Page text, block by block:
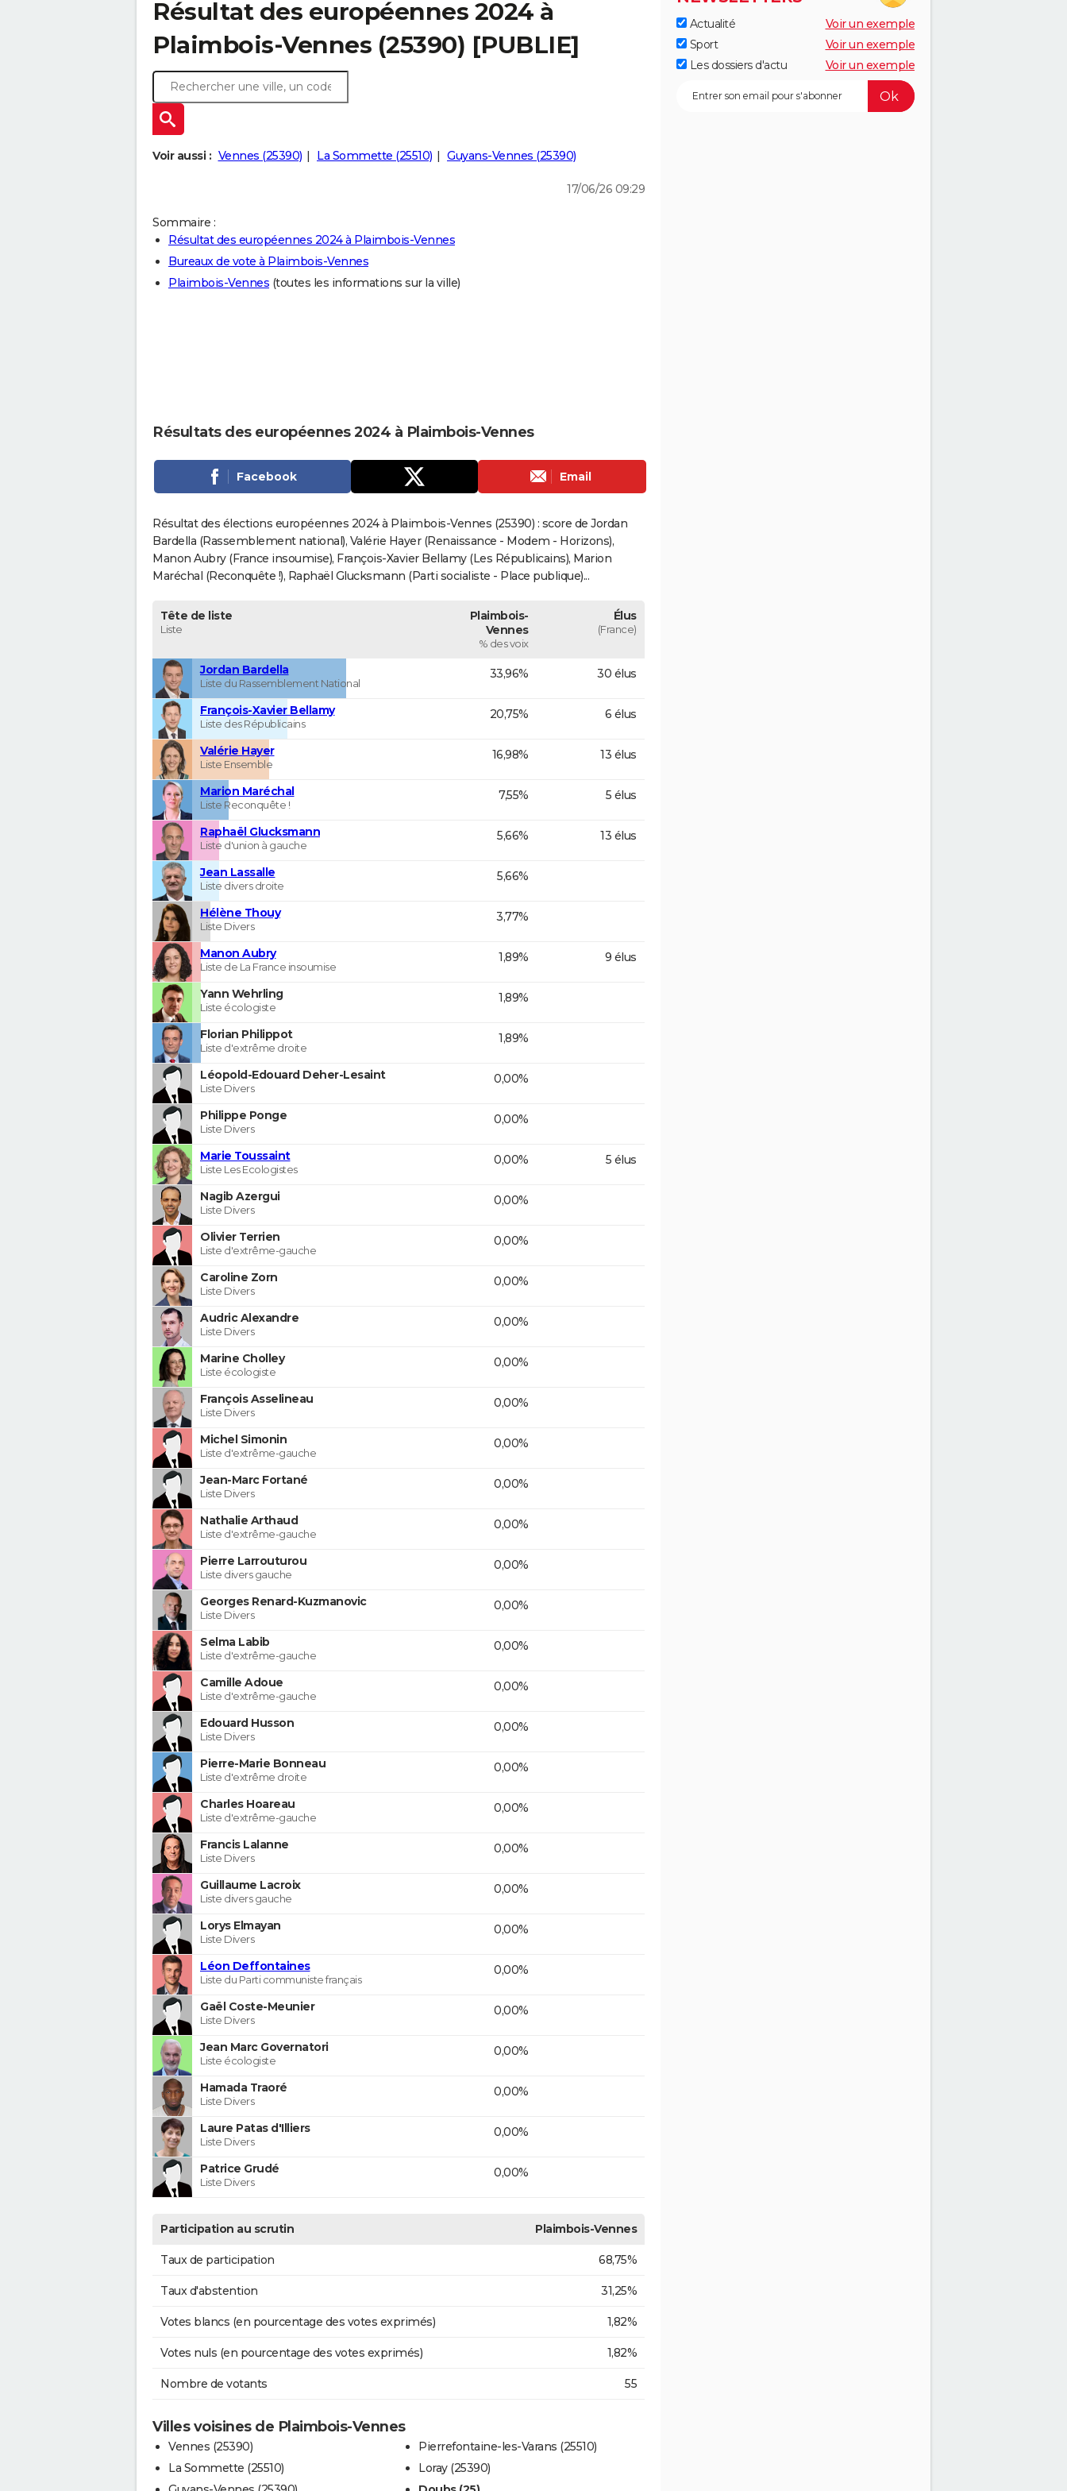
Résultat des européennes 2024 à
Plaimbois-Vennes (25390) [PUBLIE]
Voir aussi : Vennes (25390) La Sommette (25510) Guyans-Vennes (25390)
17/06/26 09:29
Sommaire :
Résultat des européennes 2024 à Plaimbois-Vennes
Bureaux de vote à Plaimbois-Vennes
Plaimbois-Vennes (toutes les informations sur la ville)
Résultats des européennes 2024 à Plaimbois-Vennes
Facebook Email
Résultat des élections européennes 2024 à Plaimbois-Vennes (25390) : score de Jordan
Bardella (Rassemblement national), Valérie Hayer (Renaissance - Modem - Horizons),
Manon Aubry (France insoumise), François-Xavier Bellamy (Les Républicains), Marion
Maréchal (Reconquête !), Raphaël Glucksmann (Parti socialiste - Place publique)...
Tête de liste
Liste
Plaimbois-
Vennes
% des voix
Élus
(France)
Jordan Bardella
Liste du Rassemblement National
33,96% 30 élus
François-Xavier Bellamy
Liste des Républicains
20,75% 6 élus
Valérie Hayer
Liste Ensemble
16,98% 13 élus
Marion Maréchal
Liste Reconquête !
7,55% 5 élus
Raphaël Glucksmann
Liste d'union à gauche
5,66% 13 élus
Jean Lassalle
Liste divers droite
5,66%
Hélène Thouy
Liste Divers
3,77%
Manon Aubry
Liste de La France insoumise
1,89% 9 élus
Yann Wehrling
Liste écologiste
1,89%
Florian Philippot
Liste d'extrême droite
1,89%
Léopold-Edouard Deher-Lesaint
Liste Divers
0,00%
Philippe Ponge
Liste Divers
0,00%
Marie Toussaint
Liste Les Ecologistes
0,00% 5 élus
Nagib Azergui
Liste Divers
0,00%
Olivier Terrien
Liste d'extrême-gauche
0,00%
Caroline Zorn
Liste Divers
0,00%
Audric Alexandre
Liste Divers
0,00%
Marine Cholley
Liste écologiste
0,00%
François Asselineau
Liste Divers
0,00%
Michel Simonin
Liste d'extrême-gauche
0,00%
Jean-Marc Fortané
Liste Divers
0,00%
Nathalie Arthaud
Liste d'extrême-gauche
0,00%
Pierre Larrouturou
Liste divers gauche
0,00%
Georges Renard-Kuzmanovic
Liste Divers
0,00%
Selma Labib
Liste d'extrême-gauche
0,00%
Camille Adoue
Liste d'extrême-gauche
0,00%
Edouard Husson
Liste Divers
0,00%
Pierre-Marie Bonneau
Liste d'extrême droite
0,00%
Charles Hoareau
Liste d'extrême-gauche
0,00%
Francis Lalanne
Liste Divers
0,00%
Guillaume Lacroix
Liste divers gauche
0,00%
Lorys Elmayan
Liste Divers
0,00%
Léon Deffontaines
Liste du Parti communiste français
0,00%
Gaël Coste-Meunier
Liste Divers
0,00%
Jean Marc Governatori
Liste écologiste
0,00%
Hamada Traoré
Liste Divers
0,00%
Laure Patas d'Illiers
Liste Divers
0,00%
Patrice Grudé
Liste Divers
0,00%
Participation au scrutin Plaimbois-Vennes
Taux de participation 68,75%
Taux d'abstention 31,25%
Votes blancs (en pourcentage des votes exprimés) 1,82%
Votes nuls (en pourcentage des votes exprimés) 1,82%
Nombre de votants 55
Villes voisines de Plaimbois-Vennes
Vennes (25390)
La Sommette (25510)
Pierrefontaine-les-Varans (25510)
Loray (25390)
Actualité
Voir un exemple
Sport
Voir un exemple
Les dossiers d'actu
Voir un exemple